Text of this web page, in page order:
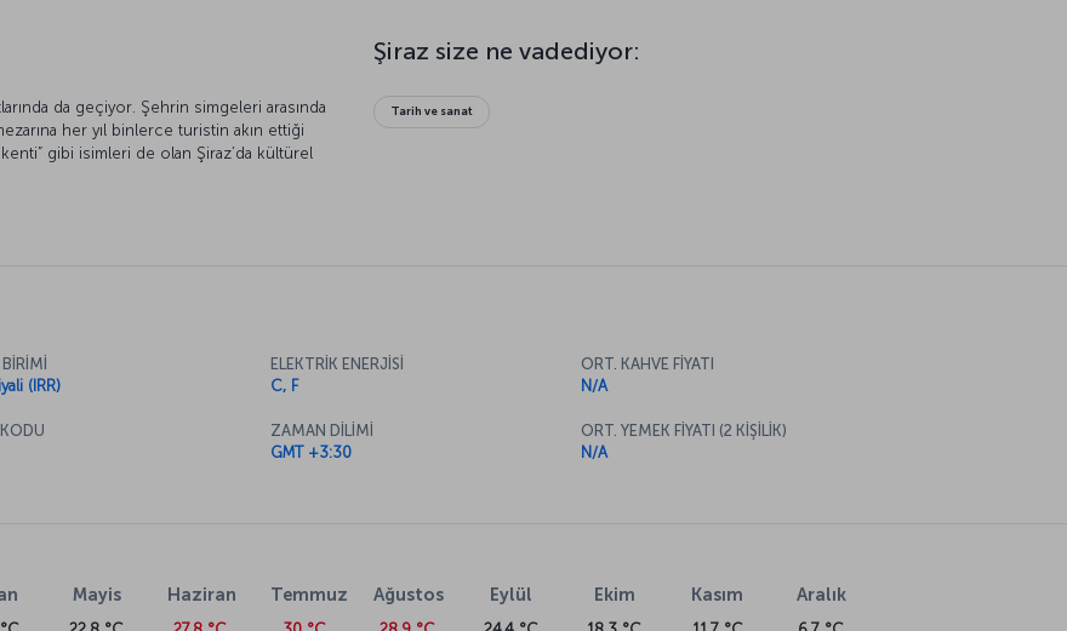
da geçiyor. Şehrin simgeleri arasında
her yıl binlerce turistin akın ettiği
kenti” gibi isimleri de olan Şiraz’da kültürel
Şiraz size ne vadediyor:
Tarih ve sanat
(IRR)
ELEKTRİK ENERJİSİ
C, F
ZAMAN DİLİMİ
GMT +3:30
ORT. KAHVE FİYATI
N/A
ORT. YEMEK FİYATI (2 KİŞİLİK)
N/A
Mayis Haziran Temmuz Ağustos Eylül Ekim Kasım Aralık